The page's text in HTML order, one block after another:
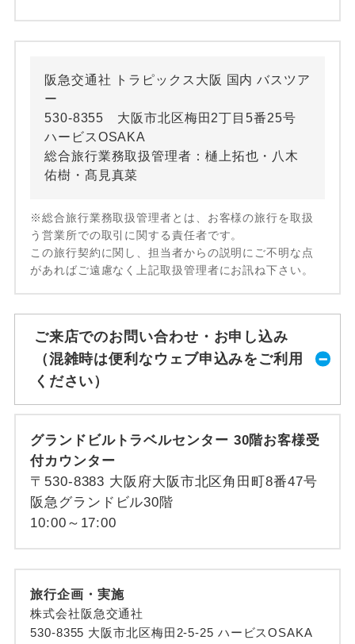
阪急交通社 トラピックス大阪 国内 バスツア
ー
530-8355 大阪市北区梅田2丁目5番25号
ハービスOSAKA
総合旅行業務取扱管理者：樋上拓也・八木
佑樹・髙見真菜
※総合旅行業務取扱管理者とは、お客様の旅行を取扱
う営業所での取引に関する責任者です。
この旅行契約に関し、担当者からの説明にご不明な点
があればご遠慮なく上記取扱管理者にお訊ね下さい。
ご来店でのお問い合わせ・お申し込み
（混雑時は便利なウェブ申込みをご利用
ください）
グランドビルトラベルセンター 30階お客様受
付カウンター
〒530-8383 大阪府大阪市北区角田町8番47号
阪急グランドビル30階
10:00～17:00
旅行企画・実施
株式会社阪急交通社
530-8355 大阪市北区梅田2-5-25 ハービスOSAKA